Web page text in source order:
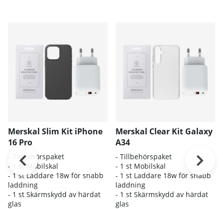
Merskal Slim Kit iPhone
16 Pro
- Tillbehörspaket
- 1 st Mobilskal
- 1 st Laddare 18w för snabb
laddning
- 1 st Skärmskydd av härdat
glas
Merskal Clear Kit Galaxy
A34
- Tillbehörspaket
- 1 st Mobilskal
- 1 st Laddare 18w för snabb
laddning
- 1 st Skärmskydd av härdat
glas